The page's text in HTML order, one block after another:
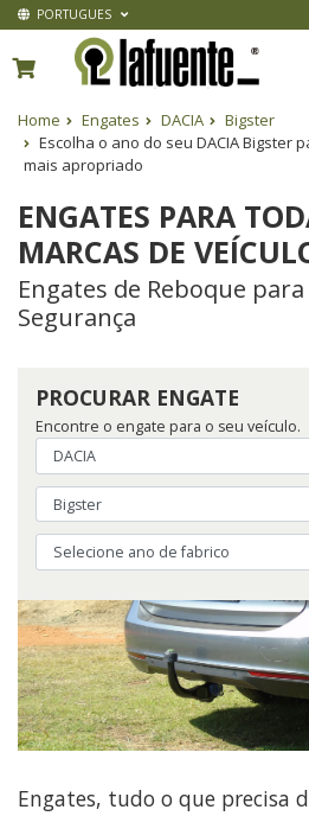
PORTUGUES
Home Engates DACIA
Bigster
Escolha o ano do seu DACIA Bigster
mais apropriado
ENGATES PARA
MARCAS DE
Engates de Reboque
Segurança
PROCURAR ENGATE
Encontre o engate para o seu veículo.
Engates, tudo o que precisa